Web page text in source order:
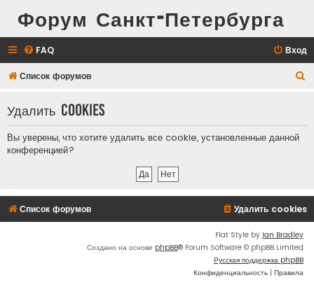
Форум Санкт-Петербурга
FAQ Вход
Список форумов
с
Удалить cookies
Вы уверены, что хотите удалить все cookie, установленные данной
конференцией?
Список форумов Удалить cookies
Flat Style by Ian Bradley
Создано на основе phpBB® Forum Software © phpBB Limited
Русская поддержка phpBB
Конфиденциальность | Правила